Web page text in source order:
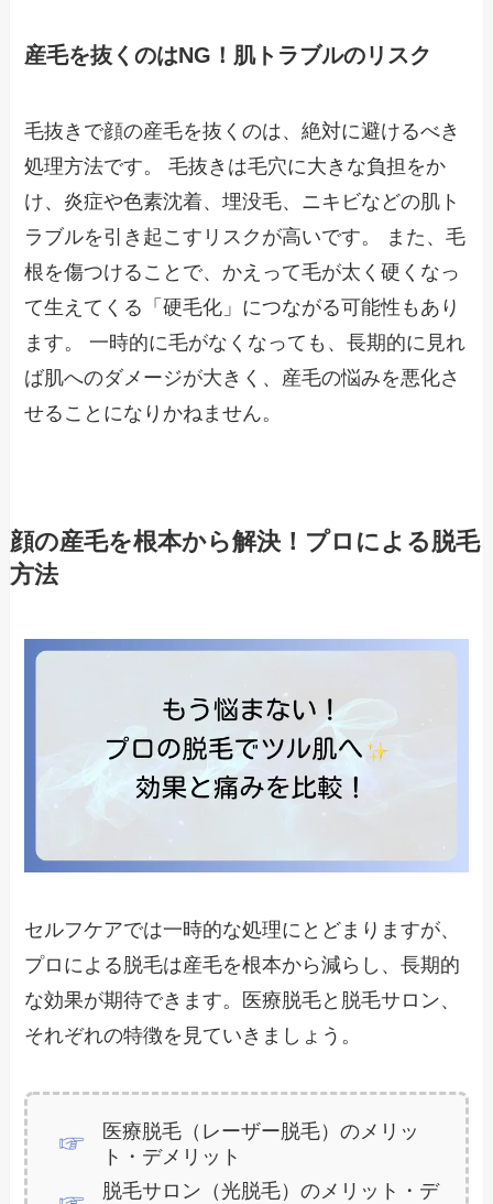
産毛を抜くのはNG！肌トラブルのリスク
毛抜きで顔の産毛を抜くのは、絶対に避けるべき
処理方法です。 毛抜きは毛穴に大きな負担をか
け、炎症や色素沈着、埋没毛、ニキビなどの肌ト
ラブルを引き起こすリスクが高いです。 また、毛
根を傷つけることで、かえって毛が太く硬くなっ
て生えてくる「硬毛化」につながる可能性もあり
ます。 一時的に毛がなくなっても、長期的に見れ
ば肌へのダメージが大きく、産毛の悩みを悪化さ
せることになりかねません。
顔の産毛を根本から解決！プロによる脱毛
方法
セルフケアでは一時的な処理にとどまりますが、
プロによる脱毛は産毛を根本から減らし、長期的
な効果が期待できます。医療脱毛と脱毛サロン、
それぞれの特徴を見ていきましょう。
医療脱毛（レーザー脱毛）のメリッ
ト・デメリット
脱毛サロン（光脱毛）のメリット・デ